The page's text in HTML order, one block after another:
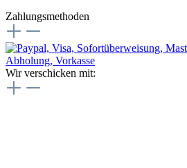
Zahlungsmethoden
Wir verschicken mit: